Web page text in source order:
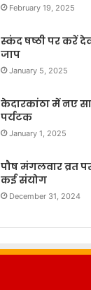
February 19, 2025
स्कंद षष्ठी पर करें
जाप
January 5, 2025
केदारकांठा में नए
पर्यटक
January 1, 2025
पौष मंगलवार व्रत
कई संयोग
December 31, 2024